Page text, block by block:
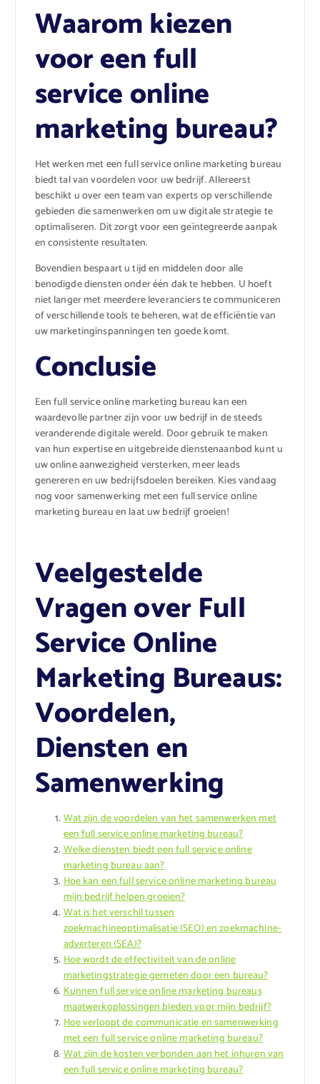
Waarom kiezen
voor een full
service online
marketing bureau?
Het werken met een full service online marketing bureau
biedt tal van voordelen voor uw bedrijf. Allereerst
beschikt u over een team van experts op verschillende
gebieden die samenwerken om uw digitale strategie te
optimaliseren. Dit zorgt voor een geïntegreerde aanpak
en consistente resultaten.
Bovendien bespaart u tijd en middelen door alle
benodigde diensten onder één dak te hebben. U hoeft
niet langer met meerdere leveranciers te communiceren
of verschillende tools te beheren, wat de efficiëntie van
uw marketinginspanningen ten goede komt.
Conclusie
Een full service online marketing bureau kan een
waardevolle partner zijn voor uw bedrijf in de steeds
veranderende digitale wereld. Door gebruik te maken
van hun expertise en uitgebreide dienstenaanbod kunt u
uw online aanwezigheid versterken, meer leads
genereren en uw bedrijfsdoelen bereiken. Kies vandaag
nog voor samenwerking met een full service online
marketing bureau en laat uw bedrijf groeien!
Veelgestelde
Vragen over Full
Service Online
Marketing Bureaus:
Voordelen,
Diensten en
Samenwerking
Wat zijn de voordelen van het samenwerken met
een full service online marketing bureau?
Welke diensten biedt een full service online
marketing bureau aan?
Hoe kan een full service online marketing bureau
mijn bedrijf helpen groeien?
Wat is het verschil tussen
zoekmachineoptimalisatie (SEO) en zoekmachine-
adverteren (SEA)?
Hoe wordt de effectiviteit van de online
marketingstrategie gemeten door een bureau?
Kunnen full service online marketing bureaus
maatwerkoplossingen bieden voor mijn bedrijf?
Hoe verloopt de communicatie en samenwerking
met een full service online marketing bureau?
Wat zijn de kosten verbonden aan het inhuren van
een full service online marketing bureau?